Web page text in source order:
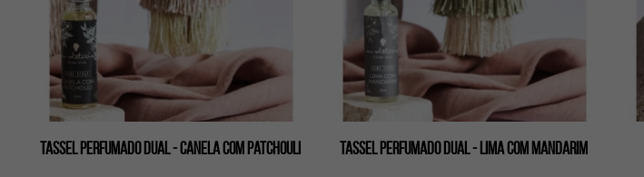
Tassel perfumado dual - Canela com patchouli Tassel perfumado dual - Lima com mandarim